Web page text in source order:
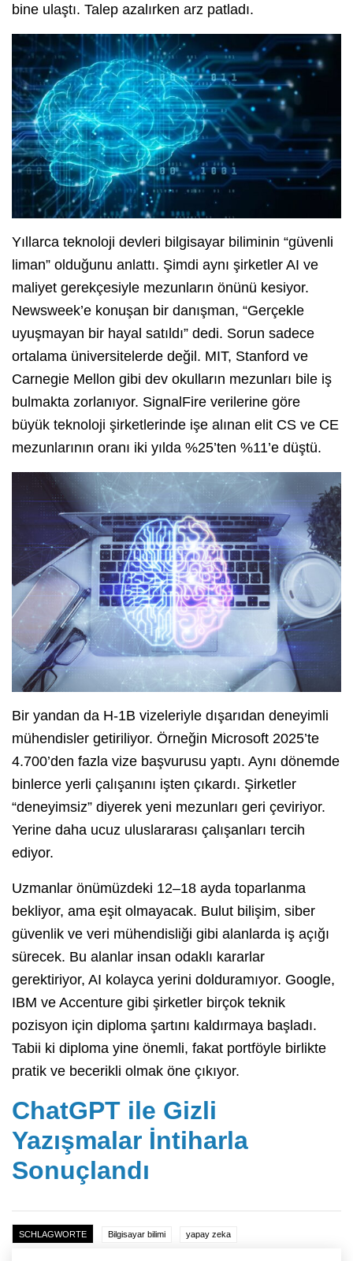
bine ulaştı. Talep azalırken arz patladı.
Yıllarca teknoloji devleri bilgisayar biliminin “güvenli
liman” olduğunu anlattı. Şimdi aynı şirketler AI ve
maliyet gerekçesiyle mezunların önünü kesiyor.
Newsweek’e konuşan bir danışman, “Gerçekle
uyuşmayan bir hayal satıldı” dedi. Sorun sadece
ortalama üniversitelerde değil. MIT, Stanford ve
Carnegie Mellon gibi dev okulların mezunları bile iş
bulmakta zorlanıyor. SignalFire verilerine göre
büyük teknoloji şirketlerinde işe alınan elit CS ve CE
mezunlarının oranı iki yılda %25’ten %11’e düştü.
Bir yandan da H-1B vizeleriyle dışarıdan deneyimli
mühendisler getiriliyor. Örneğin Microsoft 2025’te
4.700’den fazla vize başvurusu yaptı. Aynı dönemde
binlerce yerli çalışanını işten çıkardı. Şirketler
“deneyimsiz” diyerek yeni mezunları geri çeviriyor.
Yerine daha ucuz uluslararası çalışanları tercih
ediyor.
Uzmanlar önümüzdeki 12–18 ayda toparlanma
bekliyor, ama eşit olmayacak. Bulut bilişim, siber
güvenlik ve veri mühendisliği gibi alanlarda iş açığı
sürecek. Bu alanlar insan odaklı kararlar
gerektiriyor, AI kolayca yerini dolduramıyor. Google,
IBM ve Accenture gibi şirketler birçok teknik
pozisyon için diploma şartını kaldırmaya başladı.
Tabii ki diploma yine önemli, fakat portföyle birlikte
pratik ve becerikli olmak öne çıkıyor.
ChatGPT ile Gizli
Yazışmalar İntiharla
Sonuçlandı
SCHLAGWORTE Bilgisayar bilimi yapay zeka